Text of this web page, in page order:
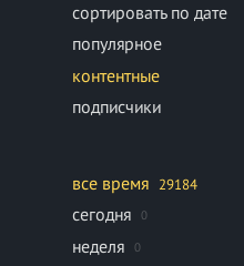
сортировать по дате
популярное
контентные
подписчики
все время 29184
сегодня 0
неделя 0